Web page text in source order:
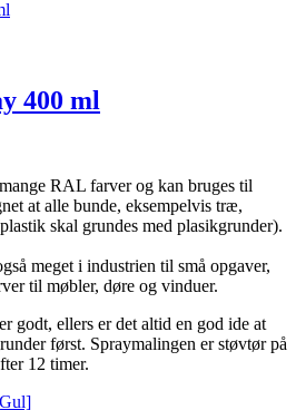
400 ml
RAL farver og kan bruges til
at alle bunde, eksempelvis træ,
skal grundes med plasikgrunder).
meget i industrien til små opgaver,
til møbler, døre og vinduer.
godt, ellers er det altid en god ide at
først. Spraymalingen er støvtør på
12 timer.